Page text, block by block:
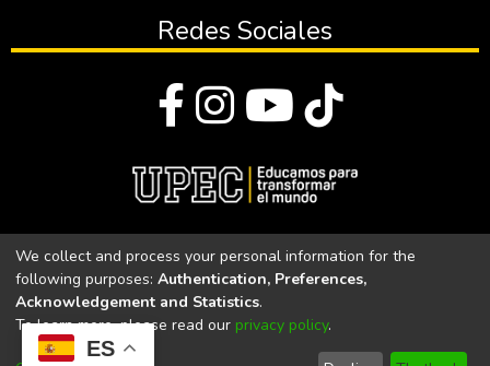
ES
Redes Sociales
Universidad Politécnica Estatal del Carchi
Universidad Politécnica Estatal del Carchi | Acreditada por el
We collect and process your personal information for the
following purposes: Authentication, Preferences,
Acknowledgement and Statistics.
To learn more, please read our privacy policy.